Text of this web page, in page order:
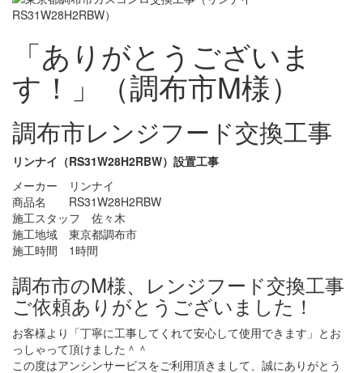
「ありがとうございま
す！」（調布市M様）
調布市レンジフード交換工事
リンナイ（RS31W28H2RBW）設置工事
メーカー リンナイ
商品名 RS31W28H2RBW
施工スタッフ 佐々木
施工地域 東京都調布市
施工時間 1時間
調布市のM様、レンジフード交換工事
ご依頼ありがとうございました！
お客様より「丁寧に工事してくれて安心して使用できます」とお
っしゃって頂けました＾＾
この度はアンシンサービスをご利用頂きまして、誠にありがとう